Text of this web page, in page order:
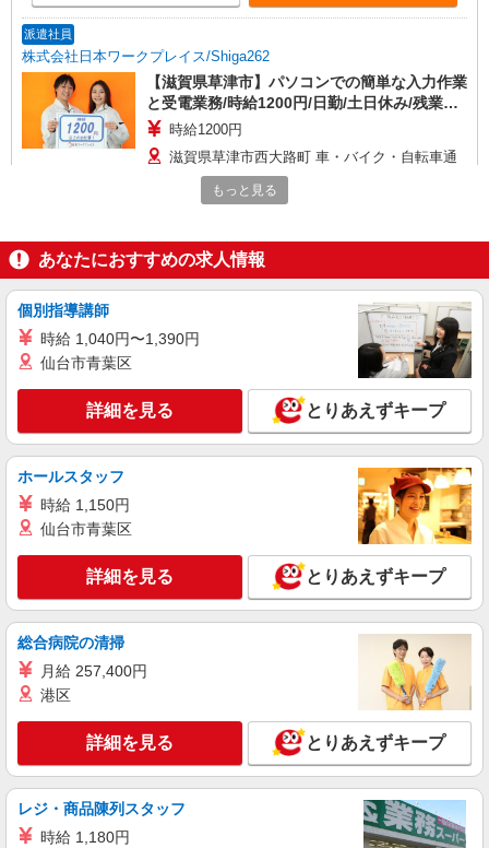
派遣社員
株式会社日本ワークプレイス/Shiga262
【滋賀県草津市】パソコンでの簡単な入力作業
と受電業務/時給1200円/日勤/土日休み/残業少
なめ時給1200円
滋賀県草津市西大路町 車・バイク・自転車通
所、または面接会場にて行います。 お気軽にご相
工場内での軽作業/軽量品の検品/シール貼り/箱
詰め
滋賀県草津市穴村町91
キープ 詳細を見る
派遣社員
パーソルエクセルHRパートナーズ株式会社 テクニカルキャリアサポ
ート部/26-0428815
プリント基板製造ラインにおける設備保守業務
時給2100円
キープ 詳細を見る
パーソルエクセルHRパートナーズ株式会社 テクニカルキャリアサポ
炊飯器の評価（簡単なルーティン業務）
時給1300円
滋賀県草津市／最寄駅：南草津駅 ≪車通勤可
もっと見る
あなたにおすすめの求人情報
個別指導講師
時給 1,040円〜1,390円
仙台市青葉区
詳細を見る とりあえずキープ
ホールスタッフ
時給 1,150円
仙台市青葉区
詳細を見る とりあえずキープ
総合病院の清掃
月給 257,400円
港区
詳細を見る とりあえずキープ
レジ・商品陳列スタッフ
時給 1,180円